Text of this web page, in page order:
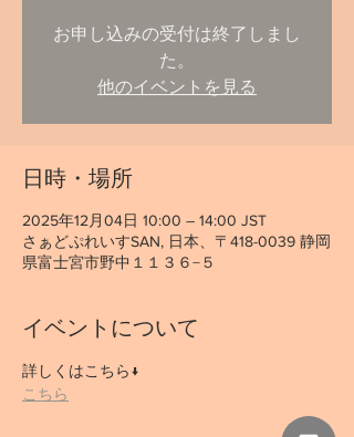
お申し込みの受付は終了しまし
た。
他のイベントを見る
日時・場所
2025年12月04日 10:00 – 14:00 JST
さぁどぷれいすSAN, 日本、〒418-0039 静岡
県富士宮市野中１１３６−５
イベントについて
詳しくはこちら↓
こちら